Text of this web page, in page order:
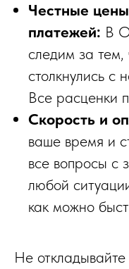
Честные
платежей: В
следим за
столкнулись с
Все расценки
Скорость и
ваше время и
все вопросы с
любой
как можно
Не